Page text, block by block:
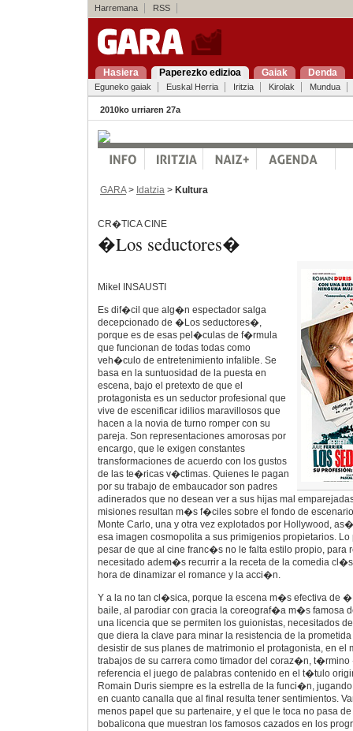
Harremana RSS
Hasiera Paperezko edizioa Gaiak Denda
Eguneko gaiak Euskal Herria Iritzia Kirolak Mundua
2010ko urriaren 27a
GARA> Idatzia > Kultura
CR�TICA CINE
�Los seductores�
Mikel INSAUSTI
Es dif�cil que alg�n espectador salga
decepcionado de �Los seductores�,
porque es de esas pel�culas de f�rmula
que funcionan de todas todas como
veh�culo de entretenimiento infalible. Se
basa en la suntuosidad de la puesta en
escena, bajo el pretexto de que el
protagonista es un seductor profesional que
vive de escenificar idilios maravillosos que
hacen a la novia de turno romper con su
pareja. Son representaciones amorosas por
encargo, que le exigen constantes
transformaciones de acuerdo con los gustos
de las te�ricas v�ctimas. Quienes le pagan
por su trabajo de embaucador son padres
adinerados que no desean ver a sus hijas mal
misiones resultan m�s f�ciles sobre el fondo de
Monte Carlo, una y otra vez explotados por Hollywood,
esa imagen cosmopolita a sus primigenios propietarios.
pesar de que al cine franc�s no le falta estilo propio, para
necesitado adem�s recurrir a la receta de la comedia
hora de dinamizar el romance y la acci�n.
Y a la no tan cl�sica, porque la escena m�s efectiva de
baile, al parodiar con gracia la coreograf�a m�s famosa
una licencia que se permiten los guionistas, necesitados
que diera la clave para minar la resistencia de la
desistir de sus planes de matrimonio el protagonista, en
trabajos de su carrera como timador del coraz�n,
referencia el juego de palabras contenido en el t�tulo
Romain Duris siempre es la estrella de la funci�n,
en cuanto canalla que al final resulta tener sentimientos.
menos papel que su partenaire, y el que le toca no pasa
bobalicona que muestran los famosos cazados en los